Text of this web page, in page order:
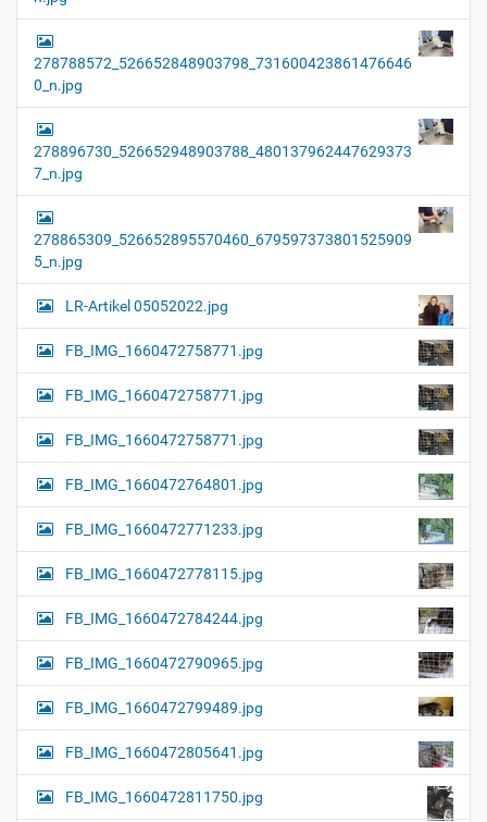
278788572_526652848903798_731600423861476646
0_n.jpg
278896730_526652948903788_480137962447629373
7_n.jpg
278865309_526652895570460_679597373801525909
5_n.jpg
LR-Artikel 05052022.jpg
FB_IMG_1660472758771.jpg
FB_IMG_1660472758771.jpg
FB_IMG_1660472758771.jpg
FB_IMG_1660472764801.jpg
FB_IMG_1660472771233.jpg
FB_IMG_1660472778115.jpg
FB_IMG_1660472784244.jpg
FB_IMG_1660472790965.jpg
FB_IMG_1660472799489.jpg
FB_IMG_1660472805641.jpg
FB_IMG_1660472811750.jpg